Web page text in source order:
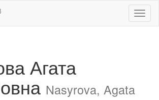
Агата
Nasyrova, Agata